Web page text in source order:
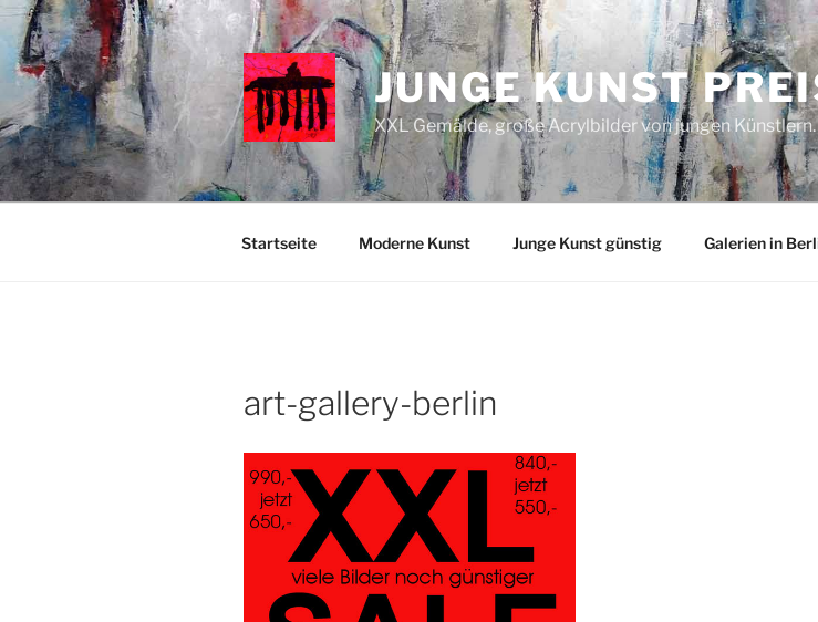
Zum
Inhalt
springen
JUNGE KUNST
XXL Gemälde, große Acrylbilder von jungen
Startseite Moderne Kunst Junge Kunst günstig Galerien in
art-gallery-berlin